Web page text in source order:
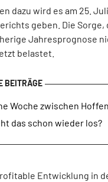
dazu wird es am 25.
geben. Die Sorge,
Jahresprognose
belastet.
Woche zwischen
das schon wieder los?
Entwicklung in